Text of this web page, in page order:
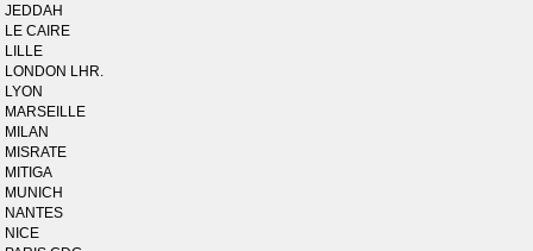
JEDDAH
LE CAIRE
LILLE
LONDON LHR.
LYON
MARSEILLE
MILAN
MISRATE
MITIGA
MUNICH
NANTES
NICE